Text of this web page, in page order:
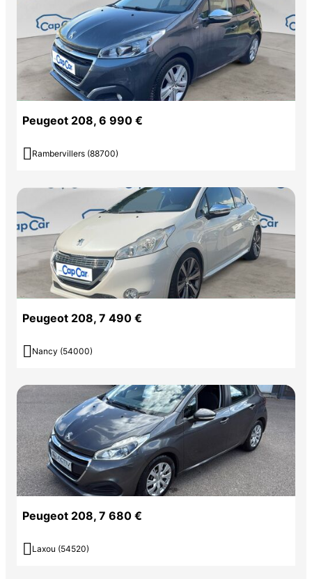
Peugeot 208, 6 990 €
 Rambervillers (88700)
Peugeot 208, 7 490 €
 Nancy (54000)
Peugeot 208, 7 680 €
 Laxou (54520)